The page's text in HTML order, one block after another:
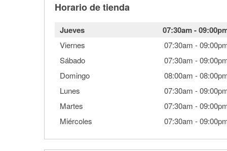
Horario de tienda
Jueves 07:30am-
Viernes 07:30am -
Sábado
07:30am -
Domingo
08:00am -
Lunes
07:30am -
Martes
07:30am -
Miércoles
07:30am -